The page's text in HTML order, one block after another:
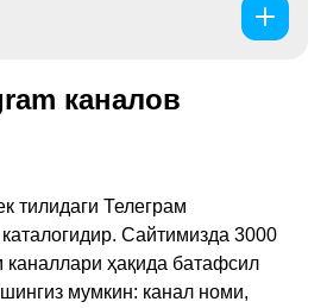
каналов
тилидаги Телеграм
Сайтимизда 3000
каналлари ҳақида батафсил
мумкин: канал номи,